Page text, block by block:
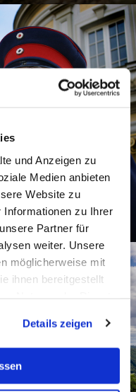
und Anzeigen zu
Medien anbieten
Website zu
Informationen zu Ihrer
Partner für
weiter. Unsere
möglicherweise mit
ihnen bereitgestellt
weiterhin nutzen.
Details zeigen
© Dominik Ketz